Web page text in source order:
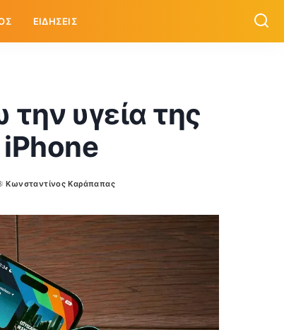
ΕΙΔΗΣΕΙΣ
υγεία της
Posted
Κωνσταντίνος Καράπαπας